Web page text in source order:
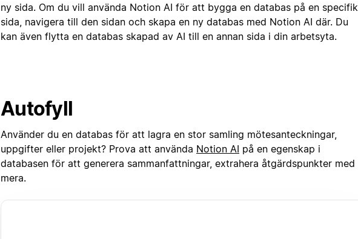
ny sida. Om du vill använda Notion AI för att bygga en databas på en specifik
sida, navigera till den sidan och skapa en ny databas med Notion AI där. Du
kan även flytta en databas skapad av AI till en annan sida i din arbetsyta.
Autofyll
Använder du en databas för att lagra en stor samling mötesanteckningar,
uppgifter eller projekt? Prova att använda Notion AI på en egenskap i
databasen för att generera sammanfattningar, extrahera åtgärdspunkter med
mera.